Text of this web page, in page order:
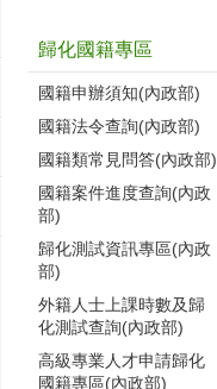
歸化國籍專區
國籍申辦須知(內政部)
國籍法令查詢(內政部)
國籍類常見問答(內政部)
國籍案件進度查詢(內政
部)
歸化測試資訊專區(內政
部)
外籍人士上課時數及歸
化測試查詢(內政部)
高級專業人才申請歸化
國籍專區(內政部)